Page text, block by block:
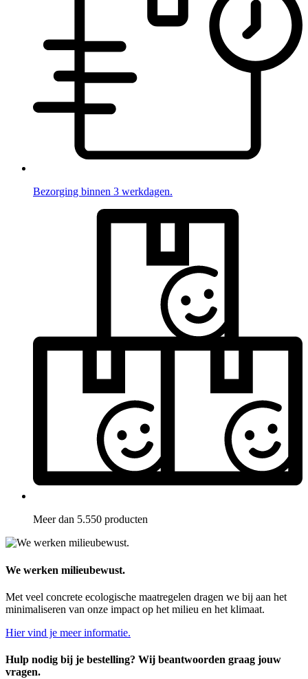
Bezorging binnen 3 werkdagen.
Meer dan 5.550 producten
We werken milieubewust.
Met veel concrete ecologische maatregelen dragen we bij aan het
minimaliseren van onze impact op het milieu en het klimaat.
Hier vind je meer informatie.
Hulp nodig bij je bestelling? Wij beantwoorden graag jouw
vragen.